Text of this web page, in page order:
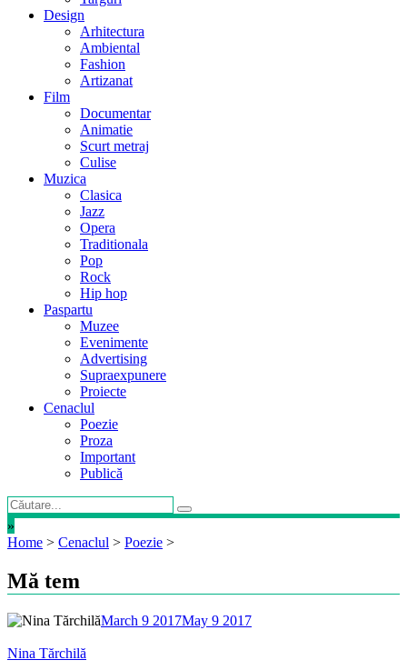
Design
Arhitectura
Ambiental
Fashion
Artizanat
Film
Documentar
Animatie
Scurt metraj
Culise
Muzica
Clasica
Jazz
Opera
Traditionala
Pop
Rock
Hip hop
Paspartu
Muzee
Evenimente
Advertising
Supraexpunere
Proiecte
Cenaclul
Poezie
Proza
Important
Publică
»
Home > Cenaclul > Poezie >
Mă tem
March 9 2017May 9 2017
Nina Tărchilă